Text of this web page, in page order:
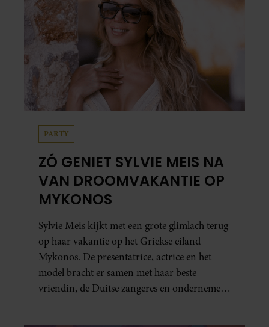
PARTY
ZÓ GENIET SYLVIE MEIS NA
VAN DROOMVAKANTIE OP
MYKONOS
Sylvie Meis kijkt met een grote glimlach terug
op haar vakantie op het Griekse eiland
Mykonos. De presentatrice, actrice en het
model bracht er samen met haar beste
vriendin, de Duitse zangeres en ondernemer